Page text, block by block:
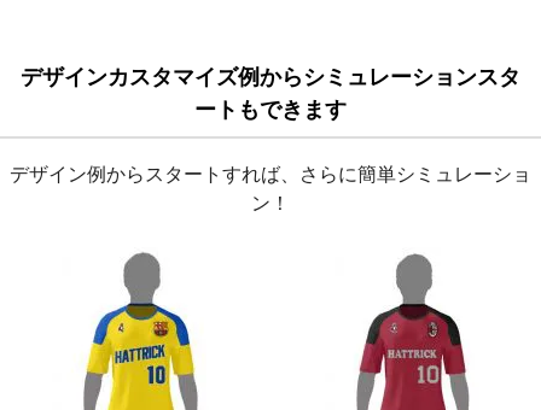
デザインカスタマイズ例からシミュレーションスタ
ートもできます
デザイン例からスタートすれば、さらに簡単シミュレーショ
ン！